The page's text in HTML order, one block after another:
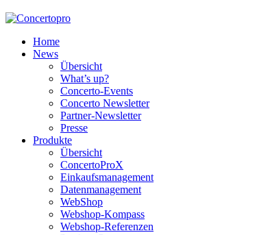
Home
News
Übersicht
What’s up?
Concerto-Events
Concerto Newsletter
Partner-Newsletter
Presse
Produkte
Übersicht
ConcertoProX
Einkaufsmanagement
Datenmanagement
WebShop
Webshop-Kompass
Webshop-Referenzen